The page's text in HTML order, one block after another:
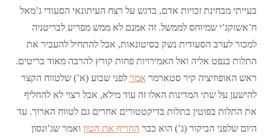
בעייתי מבחינת זכויות אדם, בדגש על רצח העיתונאי הסעודי ג’מאל
ח’אשוקג’י שמיוחס לממשל. זה אמנם לא ממש מפריע לבריטניה
למכור לערב הסעודית נשק בסיטונאות, אבל להתחיל להעביר את
התלות בנפט אליה ואל האמירויות פחות קורץ להרבה מאוד בריטים.
ראש האופוזיציה קיר סטארמר אמר לפני שבוע (א’) שלטווח הקצר
להישען על שתי המדינות האלו זה עוד מילא, אבל רצוי לא להחליף
את התלות בפוטין בתלות בדיקטטורים אחרים גם לטווח הארוך. עד
היום שלפני הביקור (ג’) הוא כבר החריף את הטון ואמר שג’ונסון